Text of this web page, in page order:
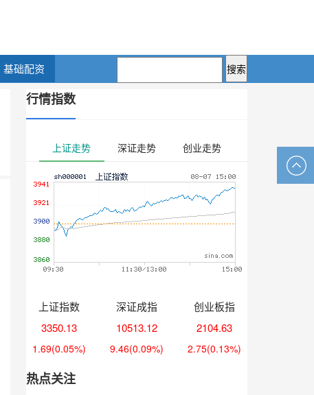
基础配资
行情指数
上证走势 深证走势 创业走势
上证指数
3350.13
1.69(0.05%)
深证成指
10513.12
9.46(0.09%)
创业板指
2104.63
2.75(0.13%)
热点关注